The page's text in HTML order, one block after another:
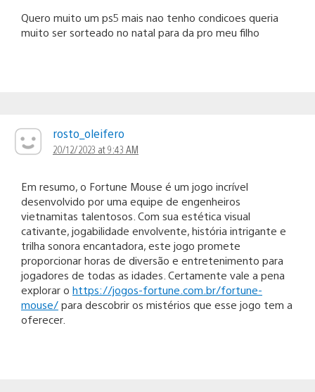
Quero muito um ps5 mais nao tenho condicoes queria
muito ser sorteado no natal para da pro meu filho
rosto_oleifero
20/12/2023 at 9:43 AM
Em resumo, o Fortune Mouse é um jogo incrível
desenvolvido por uma equipe de engenheiros
vietnamitas talentosos. Com sua estética visual
cativante, jogabilidade envolvente, história intrigante e
trilha sonora encantadora, este jogo promete
proporcionar horas de diversão e entretenimento para
jogadores de todas as idades. Certamente vale a pena
explorar o https://jogos-fortune.com.br/fortune-
mouse/ para descobrir os mistérios que esse jogo tem a
oferecer.